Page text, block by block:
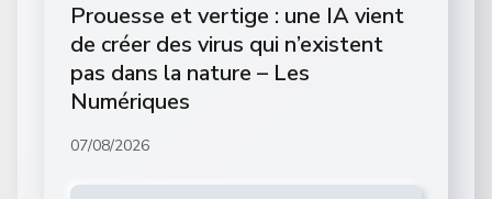
Prouesse et vertige : une IA vient
de créer des virus qui n’existent
pas dans la nature – Les
Numériques
07/08/2026